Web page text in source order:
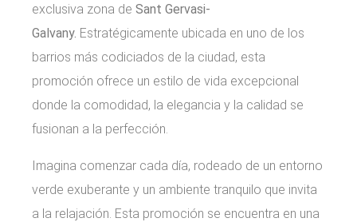
exclusiva zona de Sant Gervasi-
Galvany. Estratégicamente ubicada en uno de los
barrios más codiciados de la ciudad, esta
promoción ofrece un estilo de vida excepcional
donde la comodidad, la elegancia y la calidad se
fusionan a la perfección.
Imagina comenzar cada día, rodeado de un entorno
verde exuberante y un ambiente tranquilo que invita
a la relajación. Esta promoción se encuentra en una